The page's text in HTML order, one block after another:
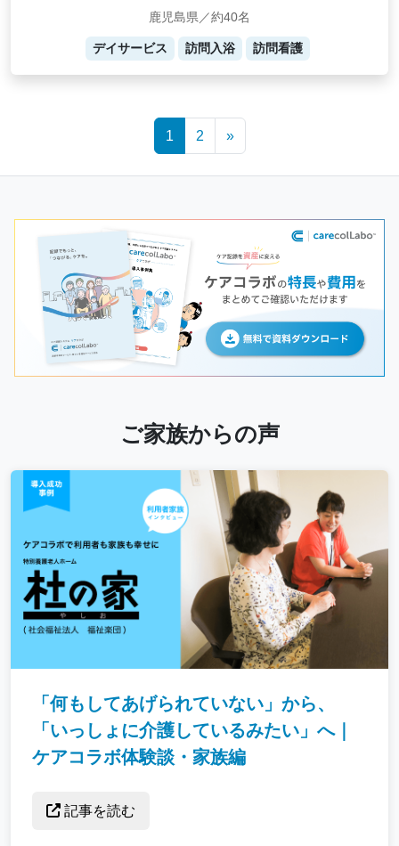
鹿児島県／約40名
デイサービス 訪問入浴 訪問看護
1 2 »
ご家族からの声
「何もしてあげられていない」から、
「いっしょに介護しているみたい」へ｜
ケアコラボ体験談・家族編
記事を読む